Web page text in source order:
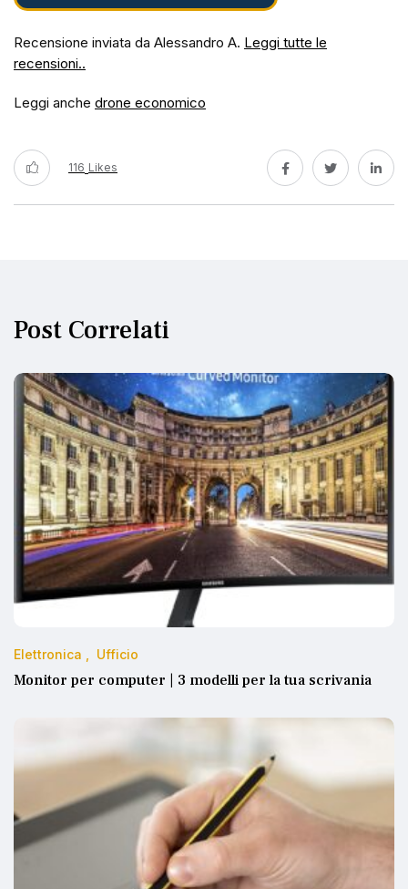
Recensione inviata da Alessandro A. Leggi tutte le
recensioni..
Leggi anche drone economico
116 Likes
Post Correlati
Elettronica Ufficio
Monitor per computer | 3 modelli per la tua scrivania